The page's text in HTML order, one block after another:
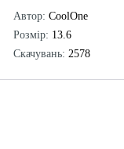
Автор: CoolOne
Розмір: 13.6
Скачувань: 2578